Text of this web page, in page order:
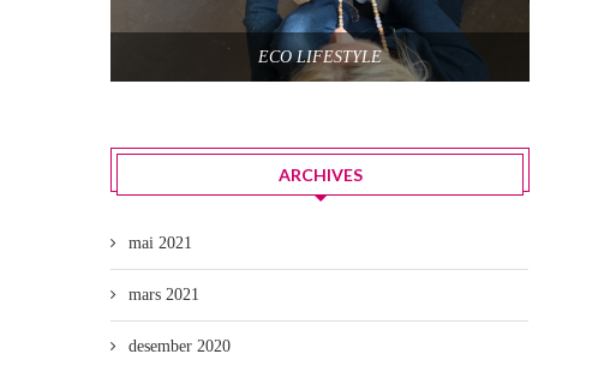
ECO LIFESTYLE
ARCHIVES
mai 2021
mars 2021
desember 2020